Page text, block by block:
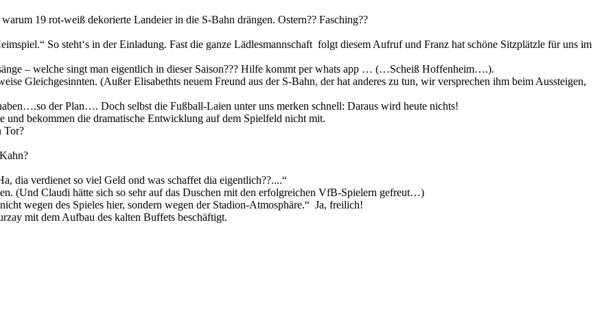
19 rot-weiß dekorierte Landeier in die S-Bahn drängen. Ostern?? Fasching??
So steht‘s in der Einladung. Fast die ganze Lädlesmannschaft folgt diesem Aufruf und Franz hat schöne Sitzplätzle für uns im
– welche singt man eigentlich in dieser Saison??? Hilfe kommt per whats app … (…Scheiß Hoffenheim….).
Gleichgesinnten. (Außer Elisabethts neuem Freund aus der S-Bahn, der hat anderes zu tun, wir versprechen ihm beim Aussteigen,
der Plan…. Doch selbst die Fußball-Laien unter uns merken schnell: Daraus wird heute nichts!
bekommen die dramatische Entwicklung auf dem Spielfeld nicht mit.
dia verdienet so viel Geld ond was schaffet dia eigentlich??....“
(Und Claudi hätte sich so sehr auf das Duschen mit den erfolgreichen VfB-Spielern gefreut…)
wegen des Spieles hier, sondern wegen der Stadion-Atmosphäre.“ Ja, freilich!
mit dem Aufbau des kalten Buffets beschäftigt.